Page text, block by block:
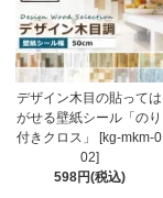
デザイン木目の貼っては
がせる壁紙シール「のり
付きクロス」 [kg-mkm-0
02]
598円(税込)